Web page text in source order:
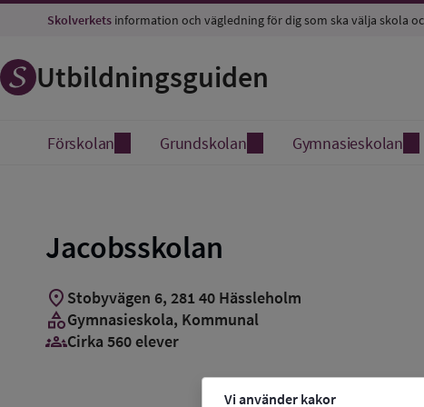
Vi använder kakor
Skolverkets information och vägledning för dig som ska välja skola
Utbildningsguiden
Förskolan Grundskolan Gymnasieskolan
Jacobsskolan
location_on Stobyvägen 6, 28140 Hässleholm
categoryGymnasieskola, Kommunal
groups_3Cirka 560 elever